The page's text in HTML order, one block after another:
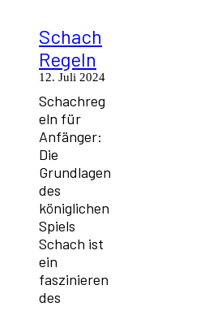
Schach
Regeln
12. Juli 2024
Schachreg
eln für
Anfänger:
Die
Grundlagen
des
königlichen
Spiels
Schach ist
ein
faszinieren
des